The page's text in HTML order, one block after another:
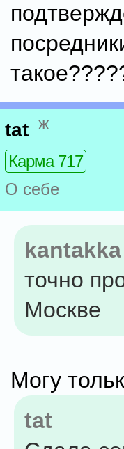
tat ж
Карма 717
О себе
kantakka
точно
Москве
Могу
tat